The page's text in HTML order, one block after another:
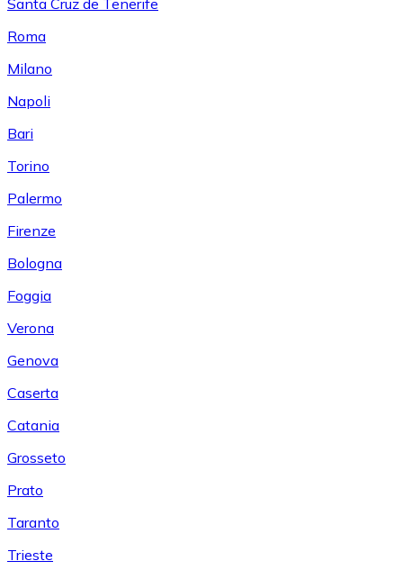
Santa Cruz de Tenerife
Roma
Milano
Napoli
Bari
Torino
Palermo
Firenze
Bologna
Foggia
Verona
Genova
Caserta
Catania
Grosseto
Prato
Taranto
Trieste